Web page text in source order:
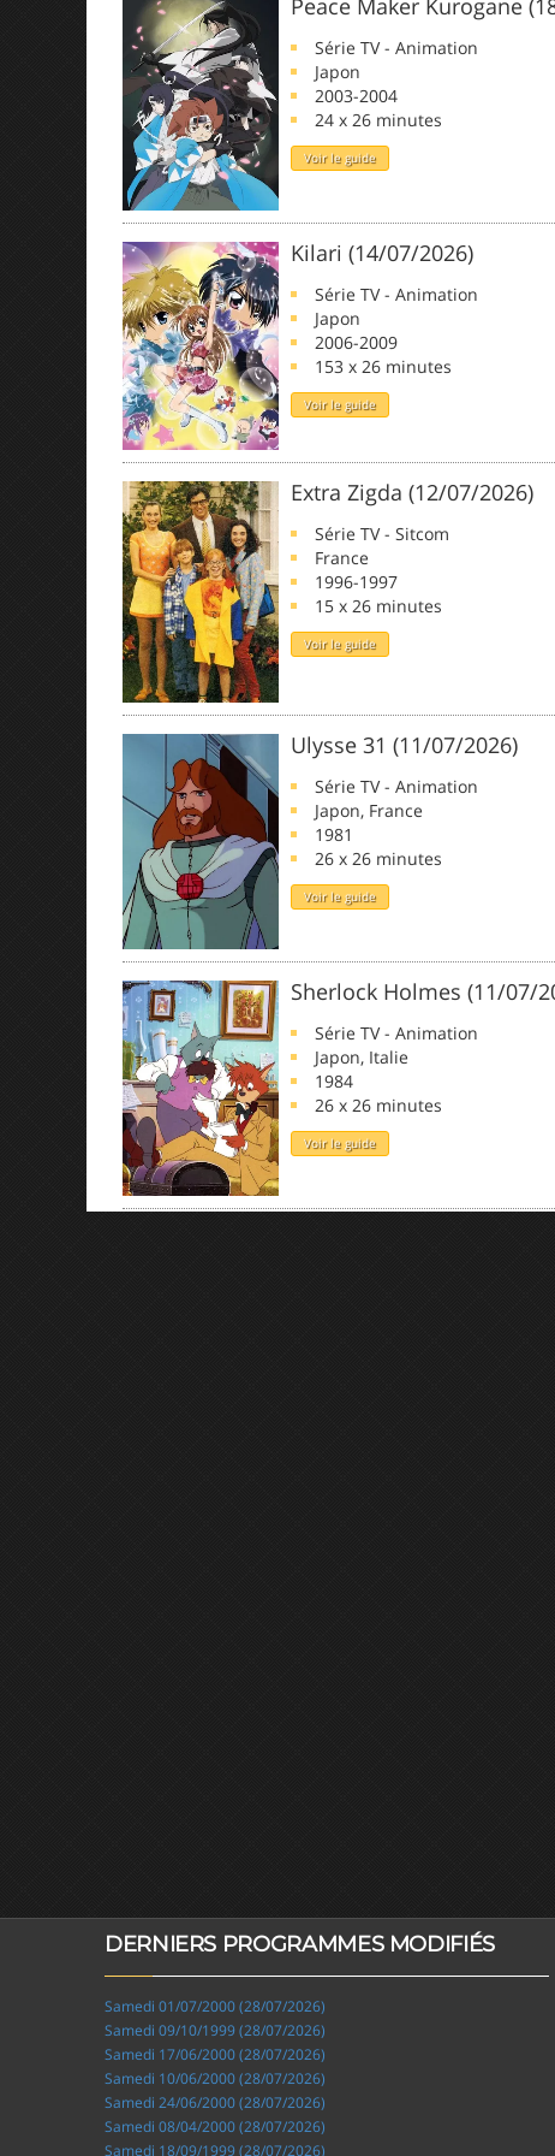
Peace Maker Kurogane
Série TV - Animation
Japon
2003-2004
24 x 26 minutes
Voir le guide
Kilari (14/07/2026)
Série TV - Animation
Japon
2006-2009
153 x 26 minutes
Voir le guide
Extra Zigda (12/07/2026)
Série TV - Sitcom
France
1996-1997
15 x 26 minutes
Voir le guide
Ulysse 31 (11/07/2026)
Série TV - Animation
Japon, France
1981
26 x 26 minutes
Voir le guide
Sherlock Holmes (11/07/
Série TV - Animation
Japon, Italie
1984
26 x 26 minutes
Voir le guide
DERNIERS PROGRAMMES MODIFIÉS
Samedi 01/07/2000 (28/07/2026)
Samedi 09/10/1999 (28/07/2026)
Samedi 17/06/2000 (28/07/2026)
Samedi 10/06/2000 (28/07/2026)
Samedi 24/06/2000 (28/07/2026)
Samedi 08/04/2000 (28/07/2026)
Samedi 18/09/1999 (28/07/2026)